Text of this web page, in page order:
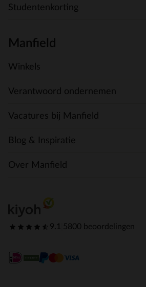
Studentenkorting
Manfield
Winkels
Verantwoord ondernemen
Vacatures bij Manfield
Blog & Inspiratie
Over Manfield
9.1 5800 beoordelingen